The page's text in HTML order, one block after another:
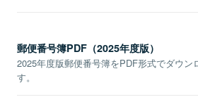
郵便番号簿PDF（2025年度版）
2025年度版郵便番号簿をPDF形式でダウン
す。